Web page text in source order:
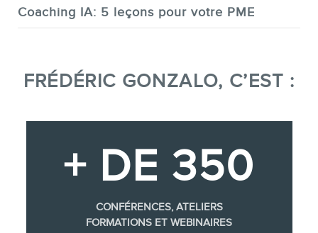
Coaching IA: 5 leçons pour votre PME
FRÉDÉRIC GONZALO, C’EST :
+ DE 350
CONFÉRENCES, ATELIERS
FORMATIONS ET WEBINAIRES